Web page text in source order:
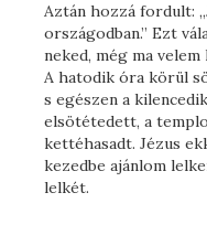
Aztán hozzá fordult:
országodban.” Ezt
neked, még ma velem
A hatodik óra körül
s egészen a
elsötétedett, a
kettéhasadt. Jézus
kezedbe ajánlom
lelkét.